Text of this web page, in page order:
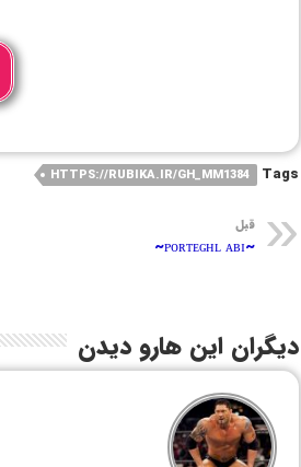
Tags
HTTPS://RUBIKA.IR/GH_MM1384
قبل
~ᴩᴏʀᴛᴇɢʜʟ ᴀʙɪ~
دیگران این هارو دیدن